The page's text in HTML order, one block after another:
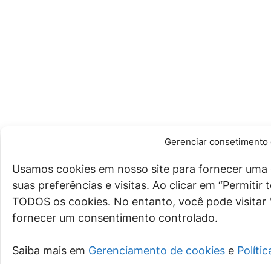
Gerenciar consetimento
Usamos cookies em nosso site para fornecer
suas preferências e visitas. Ao clicar em “Permitir
TODOS os cookies. No entanto, você pode
fornecer um consentimento controlado.
Saiba mais em Gerenciamento de cookies e